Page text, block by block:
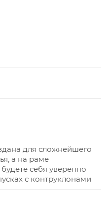
для сложнейшего
а на раме
себя уверенно
с контруклонами